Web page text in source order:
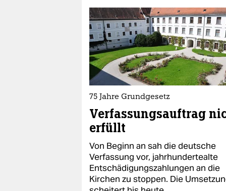
75 Jahre Grundgesetz
Verfassungsauftrag
erfüllt
Von Beginn an sah die deutsche
Verfassung vor, jahrhundertealte
Entschädigungszahlungen an die
Kirchen zu stoppen. Die